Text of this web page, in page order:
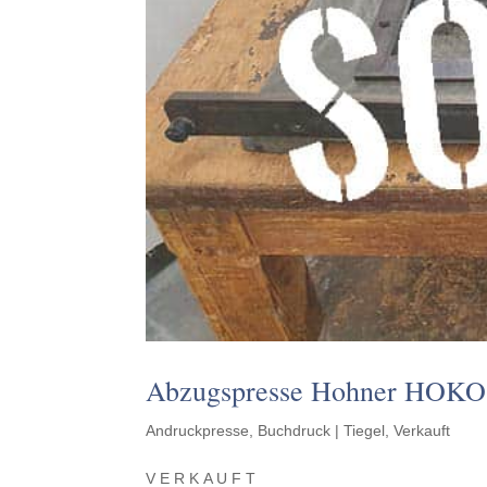
Abzugs­presse Hohner
Andruckpresse Buchdruck | Tiegel ,Verkauft
V E R K A U F T